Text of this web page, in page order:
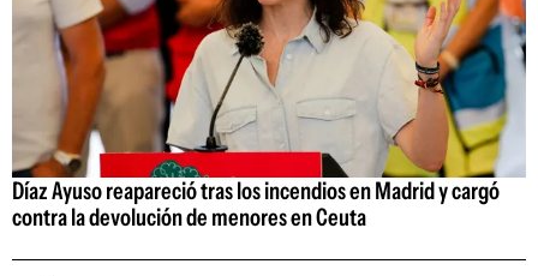
Díaz Ayuso reapareció tras los incendios en Madrid y cargó
contra la devolución de menores en Ceuta